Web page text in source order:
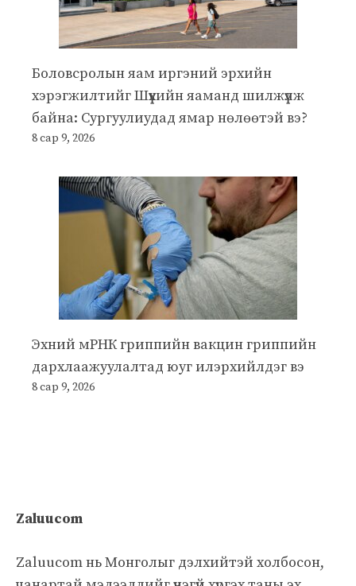
Боловсролын яам иргэний эрхийн
хэрэгжилтийг Шүүхийн яаманд шилжүүлж
байна: Сургуулиудад ямар нөлөөтэй вэ?
8 сар 9, 2026
Эхний мРНК гриппийн вакцин гриппийн
дархлаажуулалтад юуг илэрхийлдэг вэ
8 сар 9, 2026
Zaluucom
Zaluucom нь Монголыг дэлхийтэй холбосон,